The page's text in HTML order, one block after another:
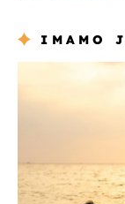
IMAMO